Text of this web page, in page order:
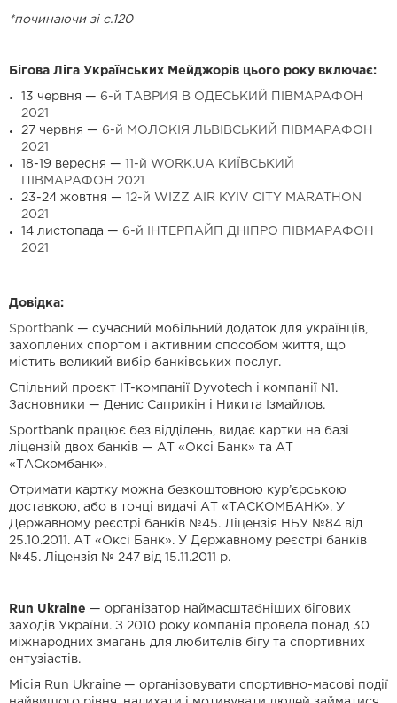
*починаючи зі с.120
Бігова Ліга Українських Мейджорів цього року включає:
13 червня — 6-й ТАВРИЯ В ОДЕСЬКИЙ ПІВМАРАФОН
2021
27 червня — 6-й МОЛОКІЯ ЛЬВІВСЬКИЙ ПІВМАРАФОН
2021
18-19 вересня — 11-й WORK.UA КИЇВСЬКИЙ
ПІВМАРАФОН 2021
23-24 жовтня — 12-й WIZZ AIR KYIV CITY MARATHON
2021
14 листопада — 6-й ІНТЕРПАЙП ДНІПРО ПІВМАРАФОН
2021
Довідка:
Sportbank — сучасний мобільний додаток для українців,
захоплених спортом і активним способом життя, що
містить великий вибір банківських послуг.
Спільний проєкт IT-компанії Dyvotech і компанії N1.
Засновники — Денис Саприкін і Никита Ізмайлов.
Sportbank працює без відділень, видає картки на базі
ліцензій двох банків — АТ «Оксі Банк» та АТ
«ТАСкомбанк».
Отримати картку можна безкоштовною кур’єрською
доставкою, або в точці видачі АТ «ТАСКОМБАНК». У
Державному реєстрі банків №45. Ліцензія НБУ №84 від
25.10.2011. АТ «Оксі Банк». У Державному реєстрі банків
№45. Ліцензія № 247 від 15.11.2011 р.
Run Ukraine — організатор наймасштабніших бігових
заходів України. З 2010 року компанія провела понад 30
міжнародних змагань для любителів бігу та спортивних
ентузіастів.
Місія Run Ukraine — організовувати спортивно-масові події